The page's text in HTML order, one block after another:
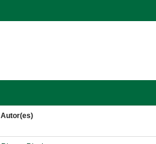
Autor(es)